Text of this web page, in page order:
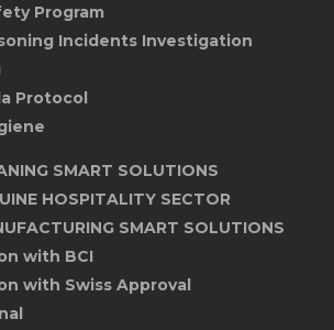
Program
Incidents Investigation
Protocol
SMART SOLUTIONS
HOSPITALITY SECTOR
SMART SOLUTIONS
with BCI
with Swiss Approval